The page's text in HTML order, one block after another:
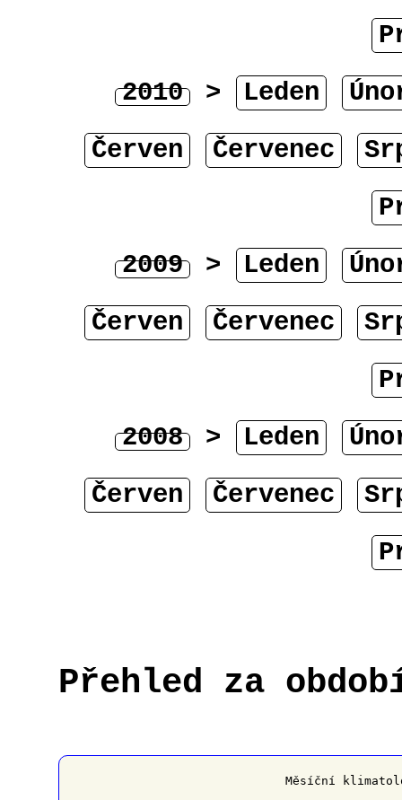
2010 > Leden
Červen
Červenec
2009 > Leden
Červen
Červenec
2008 > Leden
Červen
Červenec
Přehled za
Měsíční